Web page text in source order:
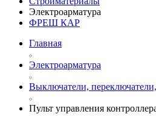
Электроарматура
ФРЕШ КАР
Главная
Электроарматура
Выключатели,
Пульт управления